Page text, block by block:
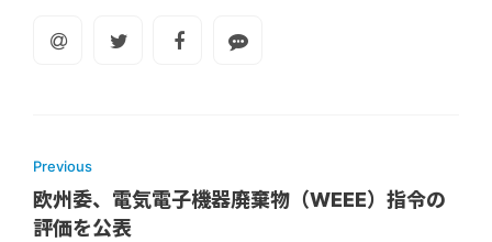
Previous
欧州委、電気電子機器廃棄物（WEEE）指令の
評価を公表